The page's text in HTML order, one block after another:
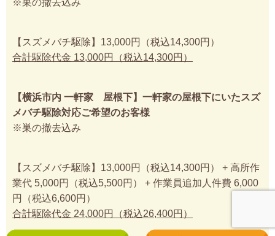
※巣の撤去込み
【スズメバチ駆除】13,000円（税込14,300円）
合計駆除代金 13,000円（税込14,300円）
【横浜市内 一軒家 屋根下】一軒家の屋根下にいたスズ
メバチ駆除対応ご希望のお客様
※巣の撤去込み
【スズメバチ駆除】13,000円（税込14,300円） + 高所作
業代 5,000円（税込5,500円） + 作業員追加人件費 6,000
円（税込6,600円）
合計駆除代金 24,000円（税込26,400円）